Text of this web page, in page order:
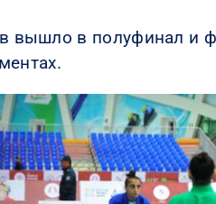
вышло в полуфинал и